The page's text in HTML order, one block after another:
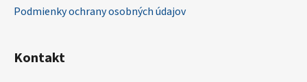
Podmienky ochrany osobných údajov
Kontakt